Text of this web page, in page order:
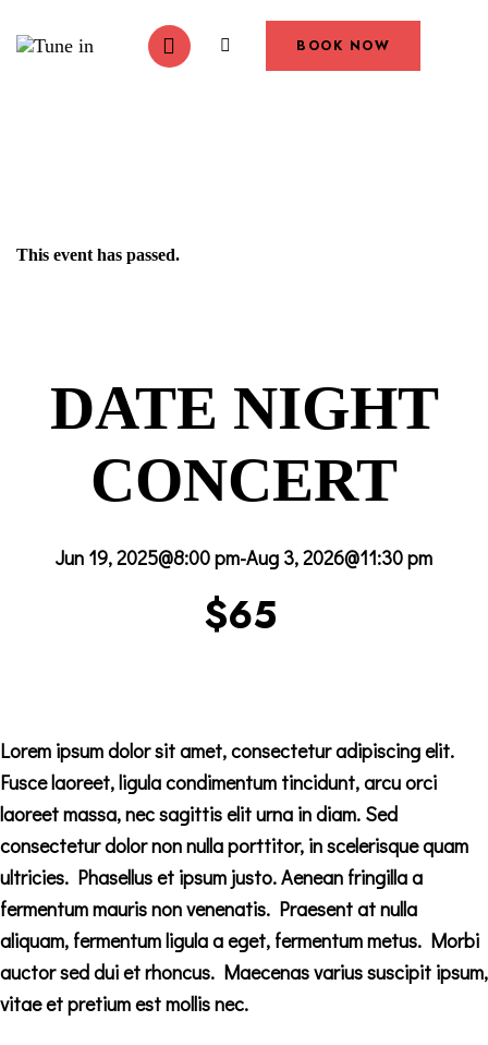
BOOK NOW
This event has passed.
DATE NIGHT
CONCERT
Jun 19, 2025@8:00 pm-Aug 3, 2026@11:30 pm
$65
Lorem ipsum dolor sit amet, consectetur adipiscing elit.
Fusce laoreet, ligula condimentum tincidunt, arcu orci
laoreet massa, nec sagittis elit urna in diam. Sed
consectetur dolor non nulla porttitor, in scelerisque quam
ultricies. Phasellus et ipsum justo. Aenean fringilla a
fermentum mauris non venenatis. Praesent at nulla
aliquam, fermentum ligula a eget, fermentum metus. Morbi
auctor sed dui et rhoncus. Maecenas varius suscipit ipsum,
vitae et pretium est mollis nec.